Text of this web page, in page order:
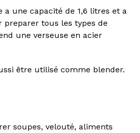
a une capacité de 1,6 litres et a
preparer tous les types de
une verseuse en acier
être utilisé comme blender.
soupes, velouté, aliments